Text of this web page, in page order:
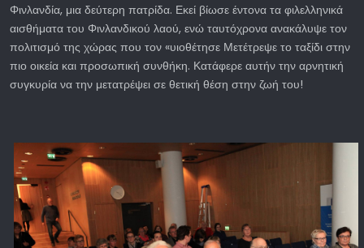
Φινλανδία, μια δεύτερη πατρίδα. Εκεί βίωσε έντονα τα φιλελληνικά
αισθήματα του Φινλανδικού λαού, ενώ ταυτόχρονα ανακάλυψε τον
πολιτισμό της χώρας που τον «υιοθέτησε Μετέτρεψε το ταξίδι στην
πιο οικεία και προσωπική συνθήκη. Κατάφερε αυτήν την αρνητική
συγκυρία να την μετατρέψει σε θετική θέση στην ζωή του!